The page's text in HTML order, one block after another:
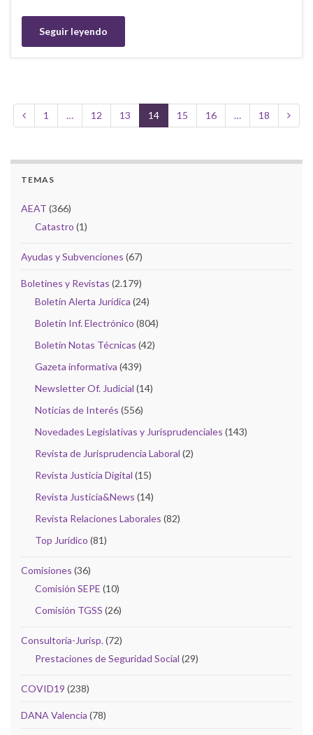
Seguir leyendo
1 … 12 13 14 15 16 … 18
TEMAS
AEAT (366)
Catastro (1)
Ayudas y Subvenciones (67)
Boletines y Revistas (2.179)
Boletín Alerta Jurídica (24)
Boletín Inf. Electrónico (804)
Boletín Notas Técnicas (42)
Gazeta informativa (439)
Newsletter Of. Judicial (14)
Noticias de Interés (556)
Novedades Legislativas y Jurisprudenciales (143)
Revista de Jurisprudencia Laboral (2)
Revista Justicia Digital (15)
Revista Justicia&News (14)
Revista Relaciones Laborales (82)
Top Jurídico (81)
Comisiones (36)
Comisión SEPE (10)
Comisión TGSS (26)
Consultoría-Jurisp.(72)
Prestaciones de Seguridad Social (29)
COVID19 (238)
DANA Valencia (78)